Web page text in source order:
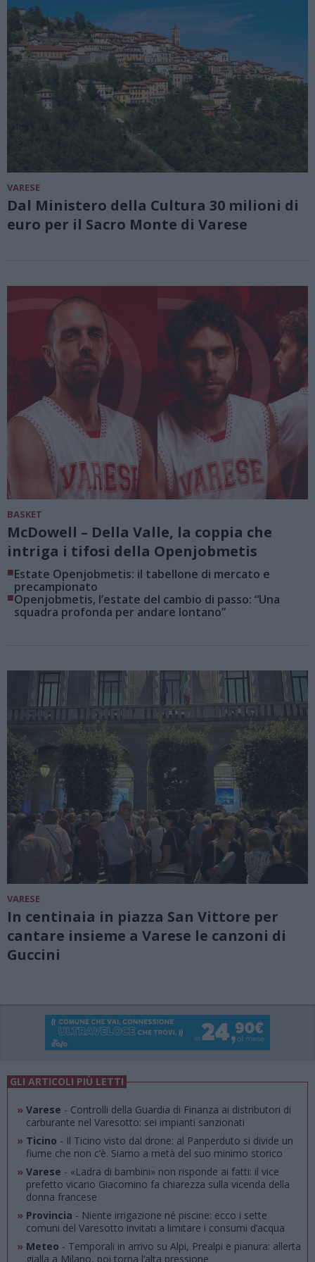
VARESE
Dal Ministero della Cultura 30 milioni di
euro per il Sacro Monte di Varese
BASKET
McDowell – Della Valle, la coppia che
intriga i tifosi della Openjobmetis
■Estate Openjobmetis: il tabellone di mercato e
precampionato
■Openjobmetis, l’estate del cambio di passo: “Una
squadra profonda per andare lontano”
VARESE
In centinaia in piazza San Vittore per
cantare insieme a Varese le canzoni di
Guccini
GLI ARTICOLI PIÙ LETTI
» Varese - Controlli della Guardia di Finanza ai distributori di
carburante nel Varesotto: sei impianti sanzionati
» Ticino - Il Ticino visto dal drone: al Panperduto si divide un
fiume che non c’è. Siamo a metà del suo minimo storico
» Varese - «Ladra di bambini» non risponde ai fatti: il vice
prefetto vicario Giacomino fa chiarezza sulla vicenda della
donna francese
» Provincia - Niente irrigazione né piscine: ecco i sette
comuni del Varesotto invitati a limitare i consumi d’acqua
» Meteo - Temporali in arrivo su Alpi, Prealpi e pianura: allerta
gialla a Milano, poi torna l’alta pressione